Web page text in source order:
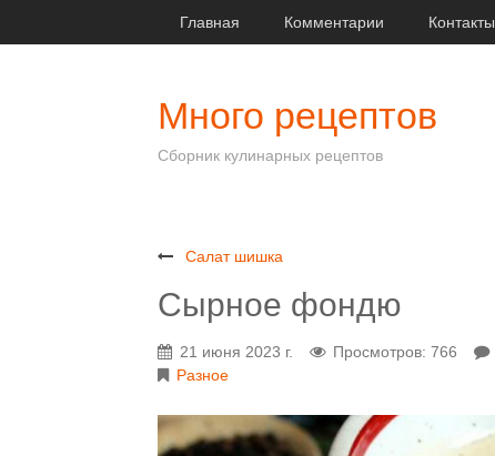
Главная Комментарии Контакты
Много рецептов
Сборник кулинарных рецептов
Салат шишка
Сырное фондю
21 июня 2023 г. Просмотров: 766
Разное